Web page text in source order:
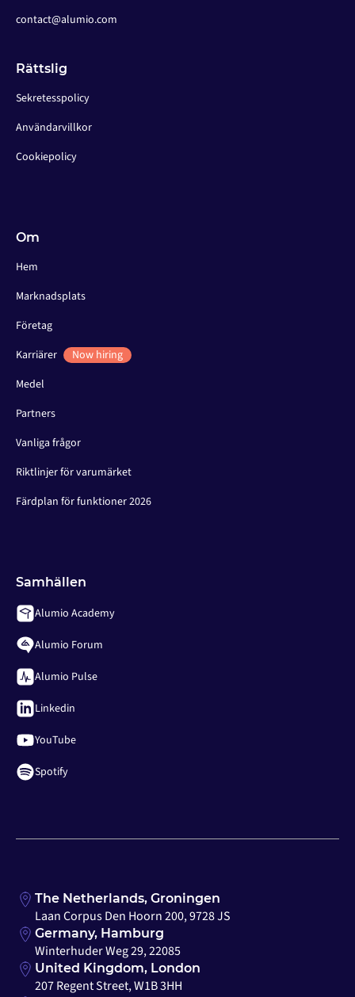
contact@alumio.com
Rättslig
Sekretesspolicy
Användarvillkor
Cookiepolicy
Om
Hem
Marknadsplats
Företag
Karriärer
Now hiring
Medel
Partners
Vanliga frågor
Riktlinjer för varumärket
Färdplan för funktioner 2026
Samhällen
Alumio Academy
Alumio Forum
Alumio Pulse
Linkedin
YouTube
Spotify
The Netherlands, Groningen
Laan Corpus Den Hoorn 200, 9728 JS
Germany, Hamburg
Winterhuder Weg 29, 22085
United Kingdom, London
207 Regent Street, W1B 3HH